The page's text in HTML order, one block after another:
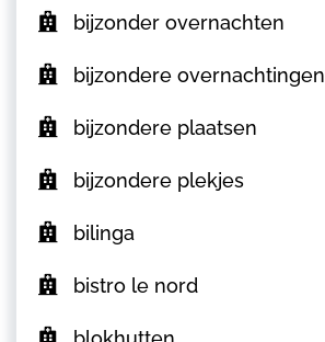
bijzonder overnachten
bijzondere overnachtingen
bijzondere plaatsen
bijzondere plekjes
bilinga
bistro le nord